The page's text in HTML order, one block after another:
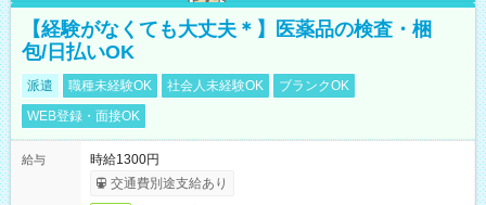
【経験がなくても大丈夫＊】医薬品の検査・梱
包/日払いOK
派遣 職種未経験OK 社会人未経験OK
ブランクOK
WEB登録・面接OK
給与
時給1300円
交通費別途支給あり